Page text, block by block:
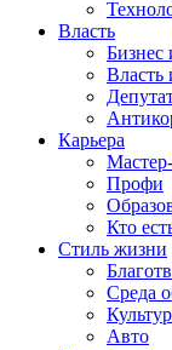
Власть
Бизнес
Власть
Карьера
Профи
Кто
Стиль жизни
Среда
Авто